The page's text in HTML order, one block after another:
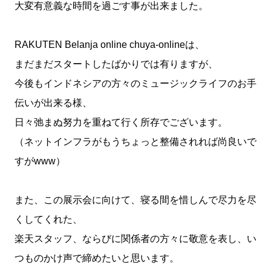
大変有意義な時間を過ごす事が出来ました。
RAKUTEN Belanja online chuya-onlineは、
まだまだスタートしたばかりでは有りますが、
今後もインドネシアの方々のミュージックライフのお手
伝いが出来る様、
日々弛まぬ努力を重ねて行く所存でございます。
（ネットインフラがもうちょっと整備されれば尚良いで
すがwww）
また、この展示会に向けて、寝る間を惜しんで尽力を尽
くしてくれた、
楽天スタッフ、ならびに関係者の方々に敬意を表し、い
つものかけ声で締めたいと思います。